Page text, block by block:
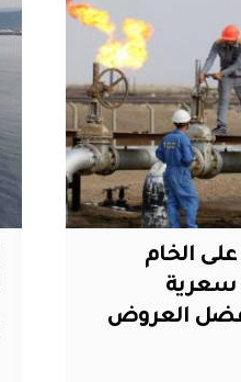
الخام
سعرية
العروض